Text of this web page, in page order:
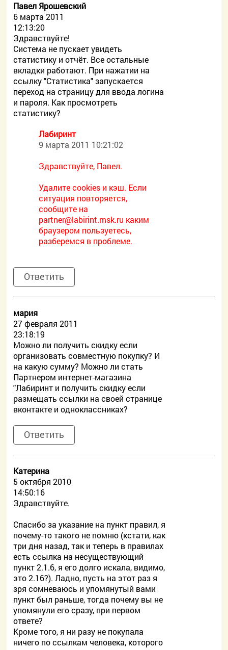
Павел Ярошевский
6 марта 2011
12:13:20
Здравствуйте!
Система не пускает увидеть
статистику и отчёт. Все остальные
вкладки работают. При нажатии на
ссылку "Статистика" запускается
переход на страницу для ввода логина
и пароля. Как просмотреть
статистику?
Лабиринт
9 марта 2011 10:21:02
Здравствуйте, Павел.
Удалите cookies и кэш. Если
ситуация повторяется,
сообщите на
partner@labirint.msk.ru каким
браузером пользуетесь,
разберемся в проблеме.
Ответить
мария
27 февраля 2011
23:18:19
Можно ли получить скидку если
организовать совместную покупку? И
на какую сумму? Можно ли стать
Партнером интернет-магазина
"Лабиринт и получить скидку если
размещать ссылки на своей странице
вконтакте и одноклассниках?
Ответить
Катерина
5 октября 2010
14:50:16
Здравствуйте.
Спасибо за указание на пункт правил, я
почему-то такого не помню (кстати, как
три дня назад, так и теперь в правилах
есть ссылка на несуществующий
пункт 2.1.6, я его долго искала, видимо,
это 2.16?). Ладно, пусть на этот раз я
зря сомневаюсь и упомянутый вами
пункт был раньше, тогда почему вы не
упомянули его сразу, при первом
ответе?
Кроме того, я ни разу не покупала
ничего по ссылкам человека, которого